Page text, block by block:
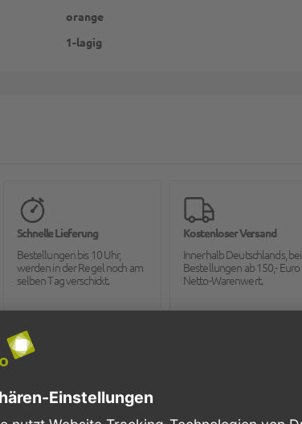
orange
1-lagig
Schnelle Lieferung
Bestellungen bis 10 Uhr,
werden in der Regel noch am
selben Tag verschickt.
Kostenloser Versand
Innerhalb Deutschlands, bei
Bestellungen ab 150,- Euro
Netto-Warenwert.